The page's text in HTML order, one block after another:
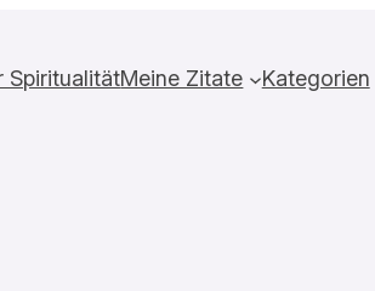
SpiritualitätMeine Zitate Kategorien